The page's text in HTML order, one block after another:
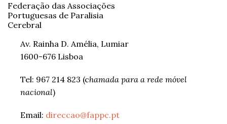
Federação das Associações
Portuguesas de Paralisia
Cerebral
Av. Rainha D. Amélia, Lumiar
1600-676 Lisboa
Tel: 967 214 823 (chamada para a rede móvel
nacional)
Email: direccao@fappc.pt